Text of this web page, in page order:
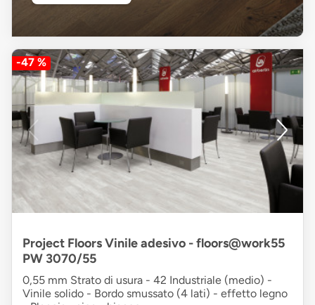
-47 %
Project Floors Vinile adesivo - floors@work55
PW 3070/55
0,55 mm Strato di usura - 42 Industriale (medio) -
Vinile solido - Bordo smussato (4 lati) - effetto legno